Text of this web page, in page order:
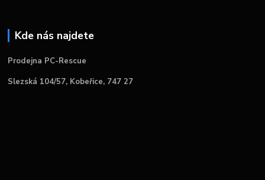
Kde nás najdete
Prodejna PC-Rescue
Slezská 104/57, Kobeřice, 747 27